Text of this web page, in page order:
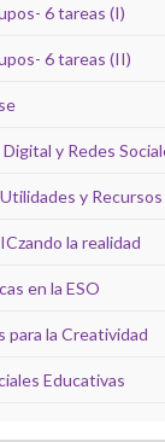
6 tareas (I)
6 tareas (II)
y Redes
y Recursos
la realidad
en la ESO
para la Creatividad
Educativas